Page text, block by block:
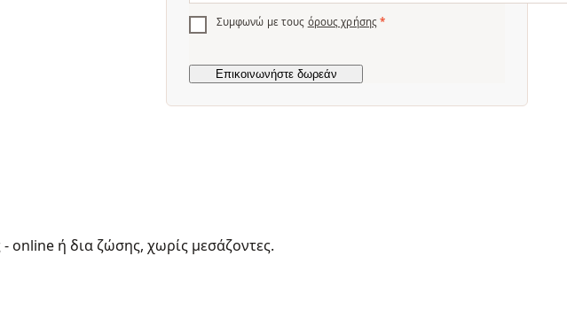
Συμφωνώ με τους όρους χρήσης *
online ή δια ζώσης, χωρίς μεσάζοντες.